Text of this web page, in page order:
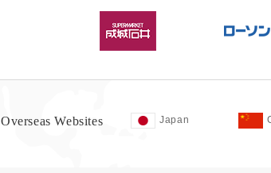
Overseas Websites Japan